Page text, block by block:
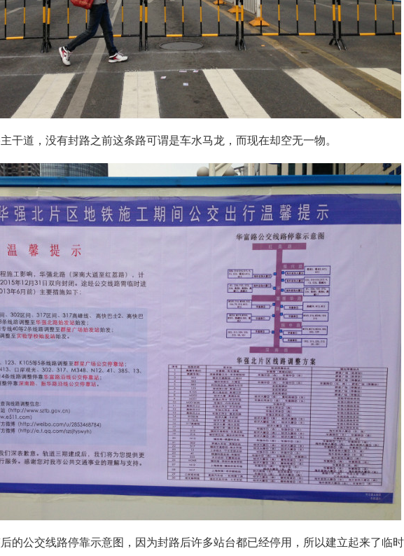
干道，没有封路之前这条路可谓是车水马龙，而现在却空无一物。
的公交线路停靠示意图，因为封路后许多站台都已经停用，所以建立起来了临